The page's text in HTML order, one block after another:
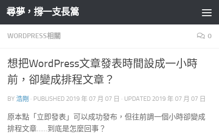
Skip to content
尋夢，撐一支長篙
WORDPRESS相關 0
想把WordPress文章發表時間設成一小時
前，卻變成排程文章？
BY 浩剛 · PUBLISHED 2019 年 07 月 07 日 · UPDATED 2019 年 07 月 07 日
原本點「立即發表」可以成功發布，但往前調一個小時卻變成
排程文章……到底是怎麼回事？